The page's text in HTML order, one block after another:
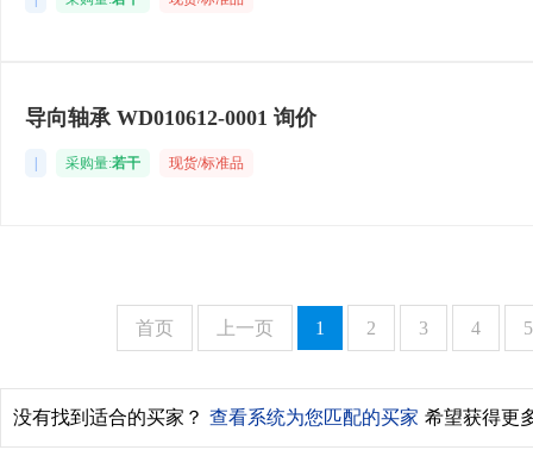
导向轴承 WD010612-0001 询价
采购量:若干 现货/标准品
首页 上一页 1 2 3 4 5
没有找到适合的买家？ 查看系统为您匹配的买家 希望获得更